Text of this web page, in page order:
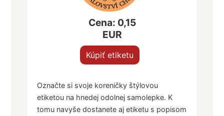
Cena: 0,15
EUR
Kúpiť etiketu
Označte si svoje koreničky štýlovou
etiketou na hnedej odolnej samolepke. K
tomu navyše dostanete aj etiketu s popisom